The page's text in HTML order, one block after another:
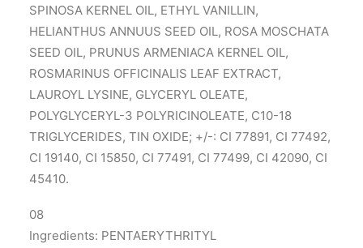
SPINOSA KERNEL OIL, ETHYL VANILLIN,
HELIANTHUS ANNUUS SEED OIL, ROSA MOSCHATA
SEED OIL, PRUNUS ARMENIACA KERNEL OIL,
ROSMARINUS OFFICINALIS LEAF EXTRACT,
LAUROYL LYSINE, GLYCERYL OLEATE,
POLYGLYCERYL-3 POLYRICINOLEATE, C10-18
TRIGLYCERIDES, TIN OXIDE; +/-: CI 77891, CI 77492,
CI 19140, CI 15850, CI 77491, CI 77499, CI 42090, CI
45410.
08
Ingredients: PENTAERYTHRITYL